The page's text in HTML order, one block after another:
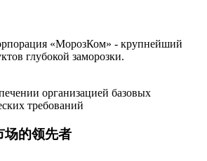
«МорозКом» - крупнейший
глубокой заморозки.
организацией базовых
требований
场的领先者